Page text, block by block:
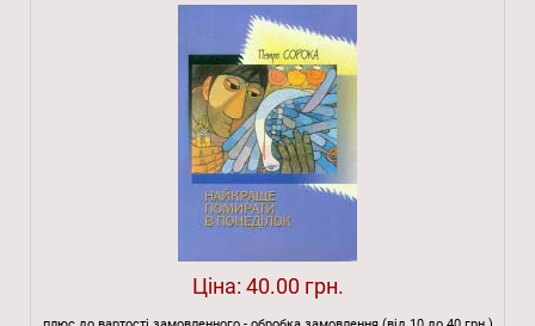
Ціна: 40.00 грн.